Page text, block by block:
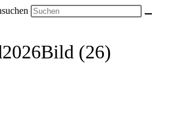
(26)